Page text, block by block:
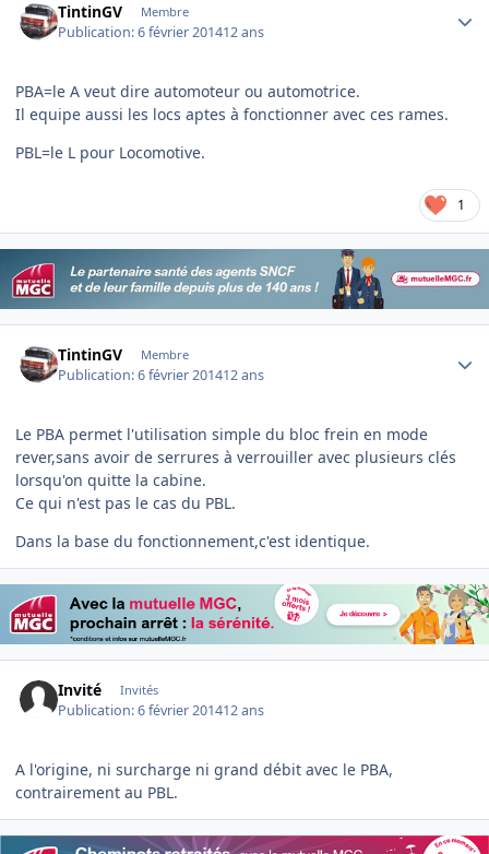
TintinGV Membre
Publication:6 février 201412 ans
PBA=le A veut dire automoteur ou automotrice.
Il equipe aussi les locs aptes à fonctionner avec ces rames.
PBL=le L pour Locomotive.
1
TintinGV Membre
Publication:6 février 201412 ans
Le PBA permet l'utilisation simple du bloc frein en mode
rever,sans avoir de serrures à verrouiller avec plusieurs clés
lorsqu'on quitte la cabine.
Ce qui n'est pas le cas du PBL.
Dans la base du fonctionnement,c'est identique.
Invité Invités
Publication:6 février 201412 ans
A l'origine, ni surcharge ni grand débit avec le PBA,
contrairement au PBL.